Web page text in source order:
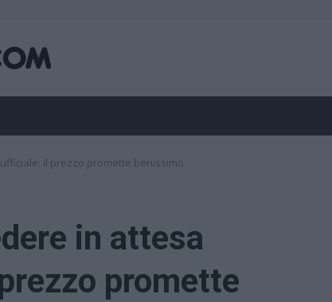
il prezzo promette benissimo
in attesa
promette